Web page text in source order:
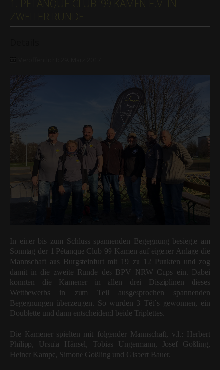
In einer bis zum Schluss spannenden Begegnung besiegte am
Sonntag der 1.Pétanque Club 99 Kamen auf eigener Anlage die
Mannschaft aus Burgsteinfurt mit 19 zu 12 Punkten und zog
damit in die zweite Runde des BPV NRW Cups ein. Dabei
konnten die Kamener in allen drei Disziplinen dieses
Wettbewerbs in zum Teil ausgesprochen spannenden
Begegnungen überzeugen. So wurden 3 Têt´s gewonnen, ein
Doublette und dann entscheidend beide Triplettes.
Die Kamener spielten mit folgender Mannschaft, v.l.: Herbert
Philipp,
Ursula Hänsel, Tobias Ungermann,
Josef Goßling,
Heiner Kampe, Simone Goßling und Gisbert Bauer.